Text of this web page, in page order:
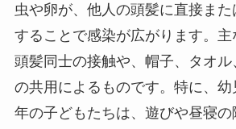
虫や卵が、他人の頭髪に直接ま
することで感染が広がります。​主
頭髪同士の接触や、帽子、タオ
の共用によるものです。​特に、
年の子どもたちは、遊びや昼寝